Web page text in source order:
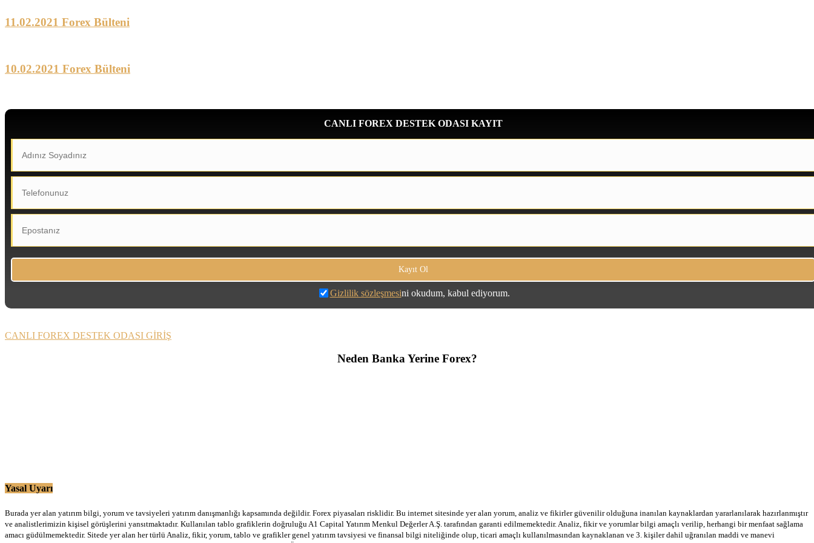
11.02.2021 Forex Bülteni
10.02.2021 Forex Bülteni
CANLI FOREX DESTEK ODASI KAYIT
Gizlilik sözleşmesini okudum, kabul ediyorum.
CANLI FOREX DESTEK ODASI GİRİŞ
Neden Banka Yerine Forex?
Yasal Uyarı
Burada yer alan yatırım bilgi, yorum ve tavsiyeleri yatırım danışmanlığı kapsamında değildir. Forex piyasaları risklidir. Bu internet sitesinde yer alan yorum, analiz ve fikirler güvenilir olduğuna inanılan kaynaklardan yararlanılarak hazırlanmıştır
ve analistlerimizin kişisel görüşlerini yansıtmaktadır. Kullanılan tablo grafiklerin doğruluğu A1 Capital Yatırım Menkul Değerler A.Ş. tarafından garanti edilmemektedir. Analiz, fikir ve yorumlar bilgi amaçlı verilip, herhangi bir menfaat sağlama
amacı güdülmemektedir. Sitede yer alan her türlü Analiz, fikir, yorum, tablo ve grafikler genel yatırım tavsiyesi ve finansal bilgi niteliğinde olup, ticari amaçlı kullanılmasından kaynaklanan ve 3. kişiler dahil uğranılan maddi ve manevi